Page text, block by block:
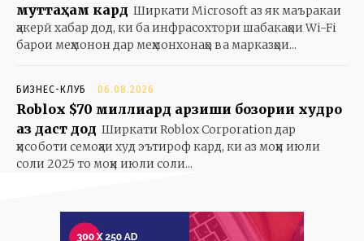
муттаҳам кард Ширкати Microsoft аз як маъракаи
ҳакерӣ хабар дод, ки ба инфрасохтори шабакаҳои Wi-Fi
барои меҳмонон дар меҳмонхонаҳо ва марказҳои...
БИЗНЕС-КЛУБ 06.08.2026
Roblox $70 миллиард арзиши бозории худро
аз даст дод Ширкати Roblox Corporation дар
ҳисоботи семоҳаи худ эътироф кард, ки аз моҳи июли
соли 2025 то моҳи июли соли...